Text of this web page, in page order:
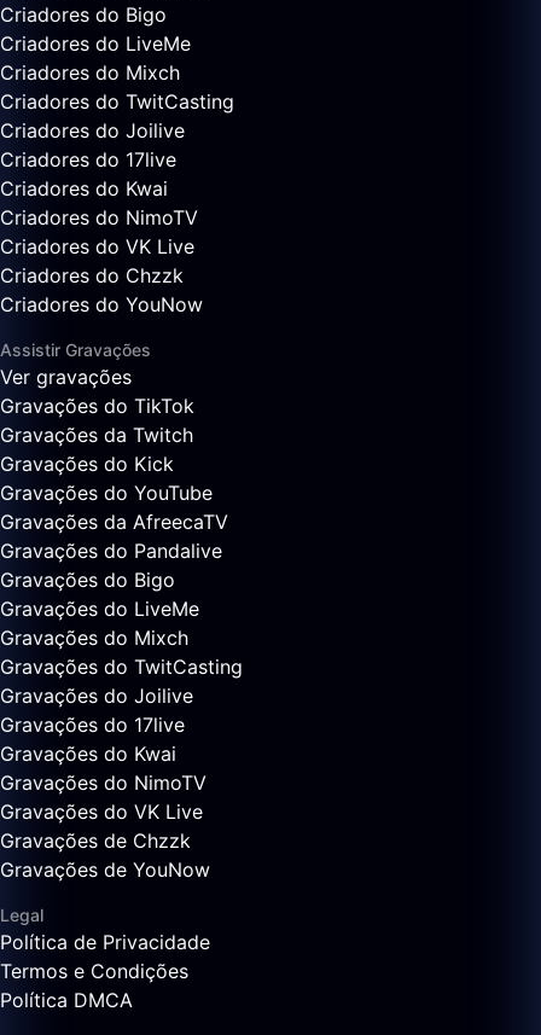
Criadores do Bigo
Criadores do LiveMe
Criadores do Mixch
Criadores do TwitCasting
Criadores do Joilive
Criadores do 17live
Criadores do Kwai
Criadores do NimoTV
Criadores do VK Live
Criadores do Chzzk
Criadores do YouNow
Assistir Gravações
Ver gravações
Gravações do TikTok
Gravações da Twitch
Gravações do Kick
Gravações do YouTube
Gravações da AfreecaTV
Gravações do Pandalive
Gravações do Bigo
Gravações do LiveMe
Gravações do Mixch
Gravações do TwitCasting
Gravações do Joilive
Gravações do 17live
Gravações do Kwai
Gravações do NimoTV
Gravações do VK Live
Gravações de Chzzk
Gravações de YouNow
Legal
Política de Privacidade
Termos e Condições
Política DMCA